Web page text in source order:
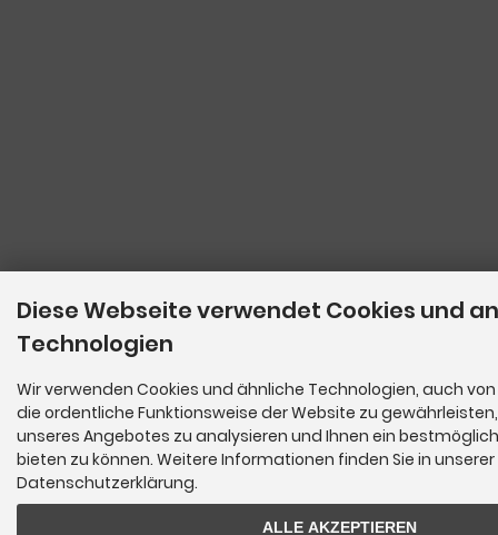
Diese Webseite verwendet Cookies und
Technologien
Wir verwenden Cookies und ähnliche Technologien, auch
die ordentliche Funktionsweise der Website zu
unseres Angebotes zu analysieren und Ihnen ein
bieten zu können. Weitere Informationen finden Sie in unserer
Datenschutzerklärung.
ALLE AKZEPTIEREN